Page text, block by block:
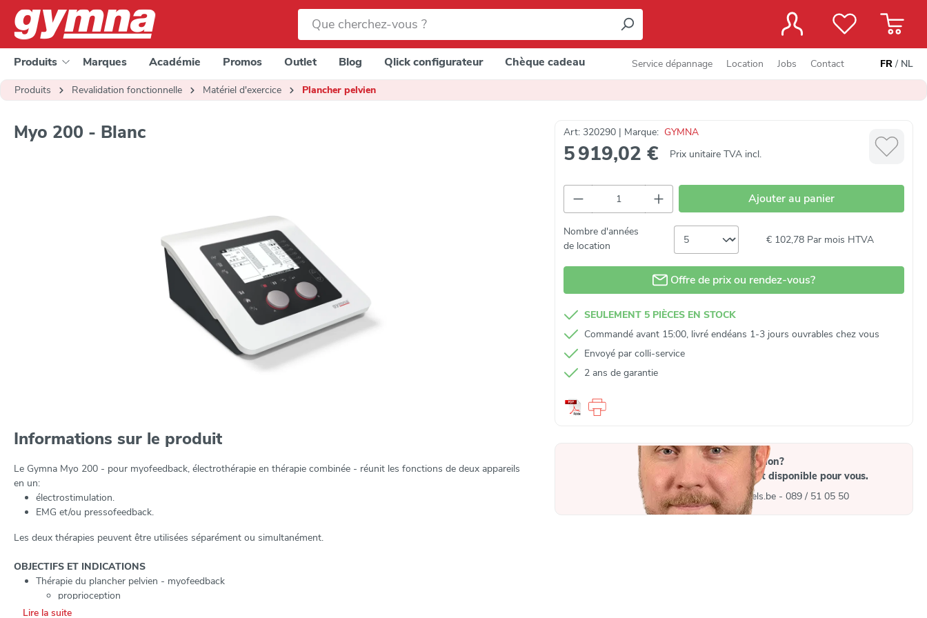
recherche Passer à la navigation principale
Produits Marques Académie Promos Outlet Blog Qlick configurateur Chèque cadeau Service dépannage Location Jobs Contact FR / NL
Produits
Revalidation fonctionnelle Matériel d'exercice Plancher pelvien
Myo 200 - Blanc
Informations sur le produit
Le Gymna Myo 200 - pour myofeedback, électrothérapie en thérapie combinée - réunit les fonctions de deux appareils
en un:
électrostimulation.
EMG et/ou pressofeedback.
Les deux thérapies peuvent être utilisées séparément ou simultanément.
OBJECTIFS ET INDICATIONS
Thérapie du plancher pelvien - myofeedback
proprioception
incontinence d'effort, impérieuse et mixte
Lire la suite
Art: 320290 | Marque: GYMNA
5 919,02 € Prix unitaire TVA incl.
Quantité de produit : Entrez la quantité
Ajouter au panier
Nombre d'années
de location
€ 102,78 Par mois HTVA
Offre de prix ou rendez-vous?
SEULEMENT 5 PIÈCES EN STOCK
Commandé avant 15:00, livré endéans 1-3 jours ouvrables chez vous
Envoyé par colli‑service
2 ans de garantie
Vous avez une question?
Un collaborateur est disponible pour vous.
info@gymna-barthels.be - 089 / 51 05 50